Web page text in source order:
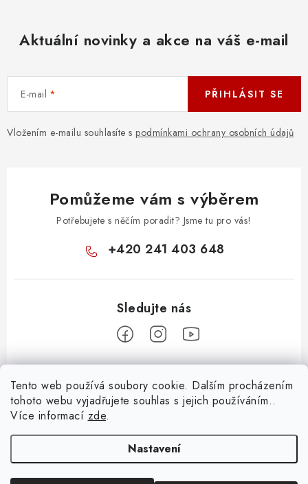
Tento web používá soubory cookie. Dalším procházením
tohoto webu vyjadřujete souhlas s jejich používáním..
Více informací zde.
Nastavení
Aktuální novinky a akce na váš e-mail
E-mail
Vložením e-mailu souhlasíte s podmínkami ochrany osobních údajů
PŘIHLÁSIT SE
Pomůžeme vám s výběrem
Potřebujete s něčím poradit? Jsme tu pro vás!
+420 241 403 648
Z
Informace pro vás